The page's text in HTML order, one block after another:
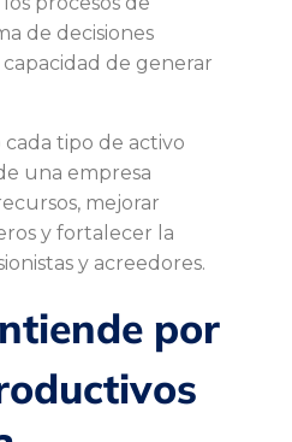
de decisiones
de generar
tipo de activo
una empresa
mejorar
y fortalecer la
y acreedores.
por